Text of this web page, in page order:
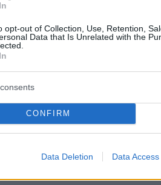
opt-out of Collection, Use, Retention,
Data that Is Unrelated with the
CONFIRM
Data Deletion Data Access
στις 12:50 με
να φτάνει στην
του ΕΚΑΒ σε 6
ασθενοφόρο. Λόγω του
γυναίκα παρελήφθη
Metropolitan
ήδη εκεί. Η γυναίκα